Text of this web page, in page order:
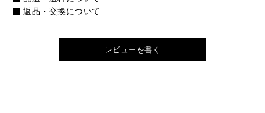
返品・交換について
レビューを書く